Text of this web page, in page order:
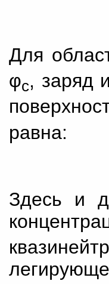
Для
φc, заряд
равна:
Здесь и